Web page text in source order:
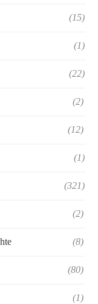
(15)
(1)
(22)
(2)
(12)
(1)
(321)
(2)
(8)
(80)
(1)